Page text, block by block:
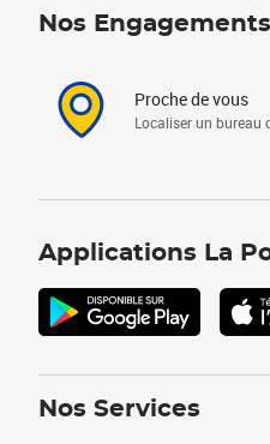
Nos Engagements
Proche de vous
Localiser un bureau
Applications La
Nos Services